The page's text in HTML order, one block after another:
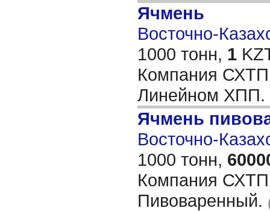
Ячмень
Восточно-
1000 тонн, 1
Компания
Линейном ХПП.
Ячмень
Восточно-
1000 тонн,
Компания
Пивоваренный.